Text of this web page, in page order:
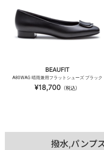
BEAUFIT
A80WAG 晴雨兼用フラットシューズ ブラック
¥18,700 （税込）
撥水,パンプ